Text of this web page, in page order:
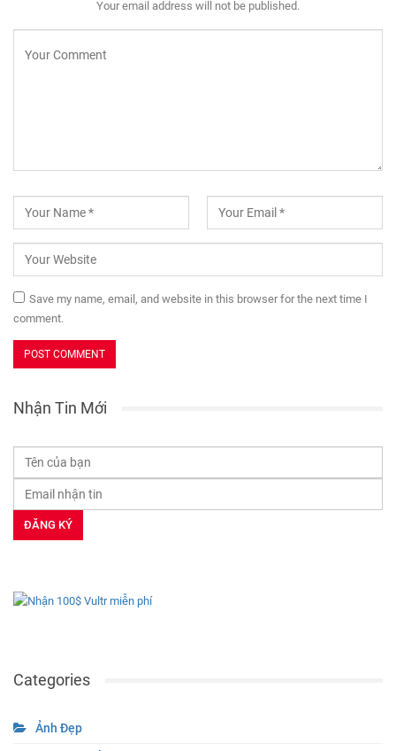
Your email address will not be published.
Save my name, email, and website in this browser for the next time I
comment.
Nhận Tin Mới
Categories
Ảnh Đẹp